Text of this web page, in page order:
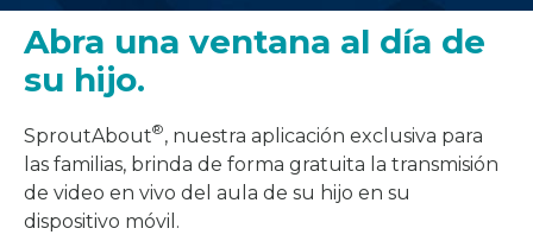
Abra una ventana al día de
su hijo.
SproutAbout®, nuestra aplicación exclusiva para
las familias, brinda de forma gratuita la transmisión
de video en vivo del aula de su hijo en su
dispositivo móvil.